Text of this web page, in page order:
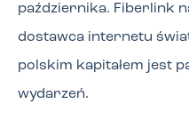
października. Fiberlink
dostawca internetu
polskim kapitałem jest
wydarzeń.